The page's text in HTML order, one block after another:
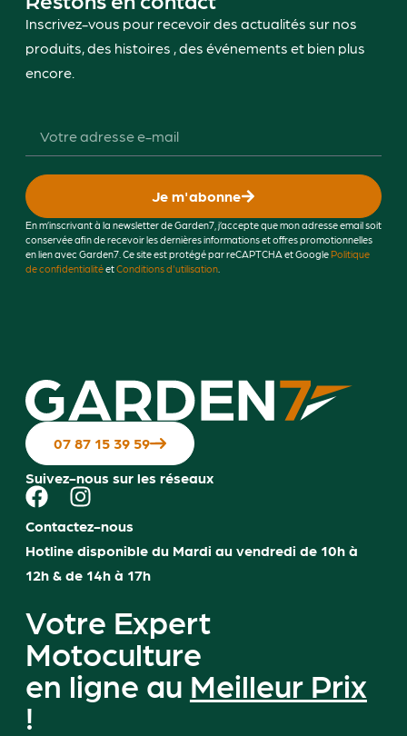
Inscrivez-vous pour recevoir des actualités sur nos
produits, des histoires , des événements et bien plus
encore.
Je m'abonne
En m’inscrivant à la newsletter de Garden7, j’accepte que mon adresse email soit
conservée afin de recevoir les dernières informations et offres promotionnelles
en lien avec Garden7. Ce site est protégé par reCAPTCHA et GooglePolitique
de confidentialitéetConditions d'utilisation.
07 87 15 39 59
Suivez-nous sur les réseaux
Contactez-nous
Hotline disponible du Mardi au vendredi de 10h à
12h & de 14h à 17h
Votre Expert
Motoculture
en ligne au Meilleur Prix
!